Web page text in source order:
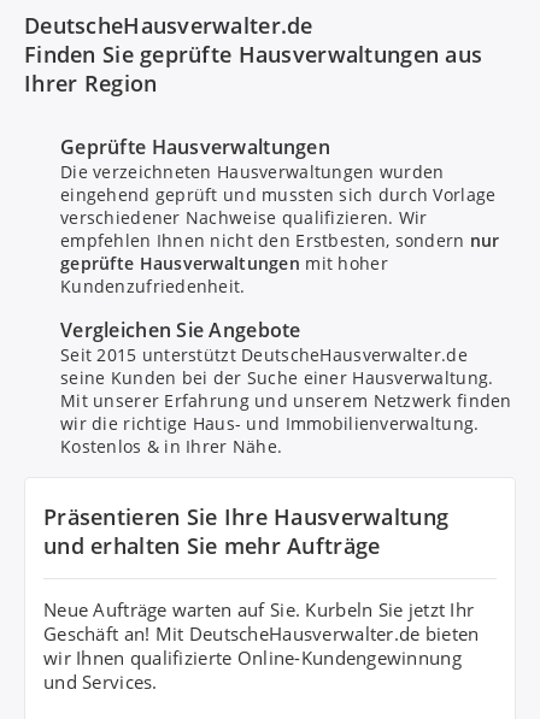
Nachricht senden
Mit Absenden stimmen Sie dem
DeutscheHausverwalter.de
Finden Sie geprüfte Hausverwaltungen aus
Ihrer Region
Geprüfte Hausverwaltungen
Die verzeichneten Hausverwaltungen wurden
eingehend geprüft und mussten sich durch Vorlage
verschiedener Nachweise qualifizieren. Wir
empfehlen Ihnen nicht den Erstbesten, sondern nur
geprüfte Hausverwaltungen mit hoher
Kundenzufriedenheit.
Vergleichen Sie Angebote
Seit 2015 unterstützt DeutscheHausverwalter.de
seine Kunden bei der Suche einer Hausverwaltung.
Mit unserer Erfahrung und unserem Netzwerk finden
wir die richtige Haus- und Immobilienverwaltung.
Kostenlos & in Ihrer Nähe.
Präsentieren Sie Ihre Hausverwaltung
und erhalten Sie mehr Aufträge
Neue Aufträge warten auf Sie. Kurbeln Sie jetzt Ihr
Geschäft an! Mit DeutscheHausverwalter.de bieten
wir Ihnen qualifizierte Online-Kundengewinnung
und Services.